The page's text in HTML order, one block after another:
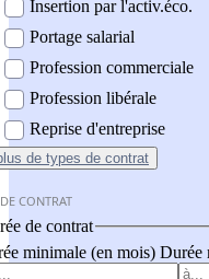
Insertion par l'activ.éco.
Portage salarial
Profession commerciale
Profession libérale
Reprise d'entreprise
de types de contrat
CONTRAT
de contrat
minimale (en mois) Durée